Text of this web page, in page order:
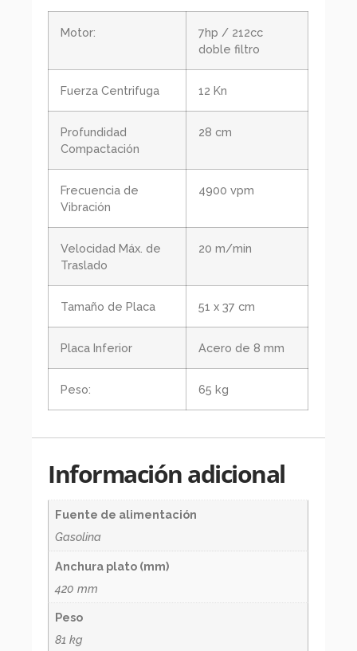
Motor:
7hp / 212cc
doble filtro
Fuerza Centrifuga 12 Kn
Profundidad
Compactación
28 cm
Frecuencia de
Vibración
4900 vpm
Velocidad Máx. de
Traslado
20 m/min
Tamaño de Placa 51 x 37 cm
Placa Inferior Acero de 8 mm
Peso: 65 kg
Información adicional
Fuente de alimentación
Gasolina
Anchura plato (mm)
420 mm
Peso
81 kg